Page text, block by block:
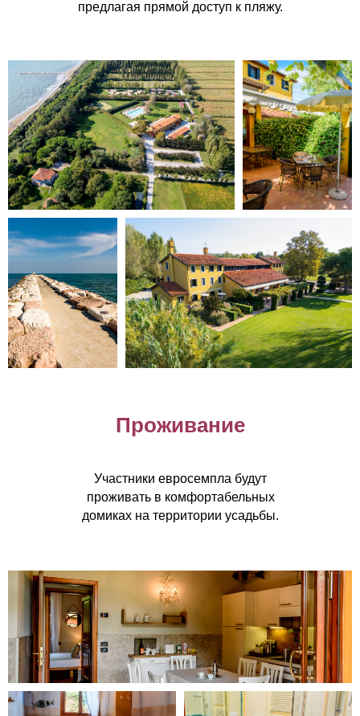
предлагая прямой доступ к пляжу.
Участники евросемпла будут
проживать в комфортабельных
домиках на территории усадьбы.
Проживание